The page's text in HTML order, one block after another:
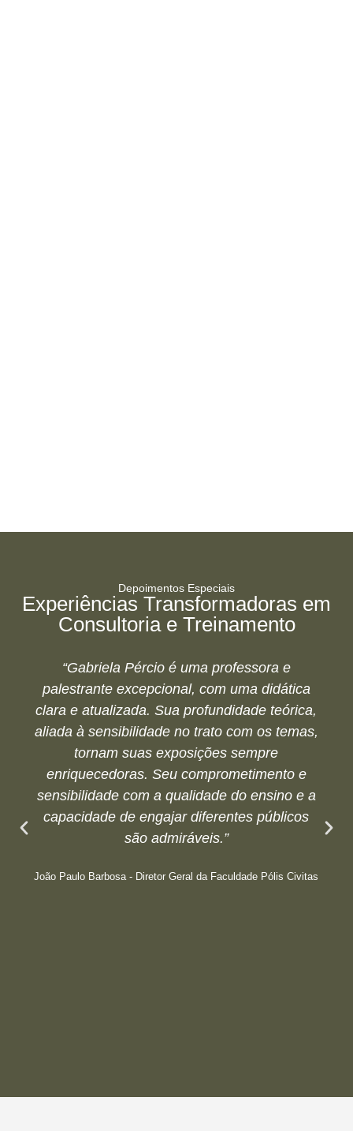
Depoimentos Especiais
Experiências Transformadoras em
Consultoria e Treinamento
“Gabriela Pércio é uma professora e
palestrante excepcional, com uma didática
clara e atualizada. Sua profundidade teórica,
aliada à sensibilidade no trato com os temas,
tornam suas exposições sempre
enriquecedoras. Seu comprometimento e
sensibilidade com a qualidade do ensino e a
capacidade de engajar diferentes públicos
são admiráveis.”
João Paulo Barbosa - Diretor Geral da Faculdade Pólis Civitas